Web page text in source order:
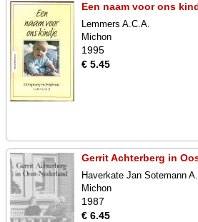
Een naam voor ons
Lemmers A.C.A.
Michon
1995
€ 5.45
Gerrit Achterberg in
Haverkate Jan Sotemann
Michon
1987
€ 6.45